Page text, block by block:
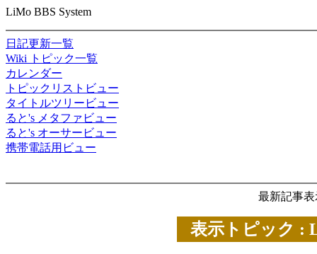
LiMo BBS System
日記更新一覧
Wiki トピック一覧
カレンダー
トピックリストビュー
タイトルツリービュー
ると's メタファビュー
ると's オーサービュー
携帯電話用ビュー
最新記事
表示トピック :